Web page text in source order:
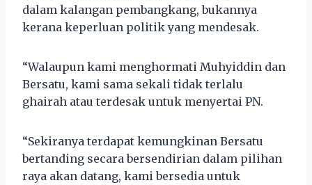
dalam kalangan pembangkang, bukannya
kerana keperluan politik yang mendesak.
“Walaupun kami menghormati Muhyiddin dan
Bersatu, kami sama sekali tidak terlalu
ghairah atau terdesak untuk menyertai PN.
“Sekiranya terdapat kemungkinan Bersatu
bertanding secara bersendirian dalam pilihan
raya akan datang, kami bersedia untuk